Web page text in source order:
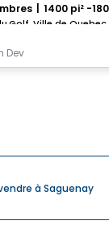
1400 pi² -
Golf, Ville de
Dev
à Saguenay